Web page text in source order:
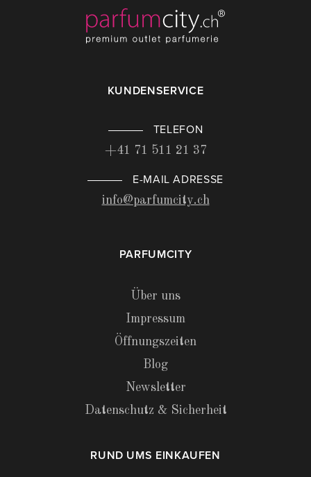
KUNDENSERVICE
TELEFON
+41 71 511 21 37
E-MAIL ADRESSE
info@parfumcity.ch
PARFUMCITY
Über uns
Impressum
Öffnungszeiten
Blog
Newsletter
Datenschutz & Sicherheit
RUND UMS EINKAUFEN